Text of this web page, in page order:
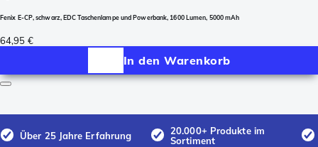
Fenix E-CP, schwarz, EDC Taschenlampe und Powerbank, 1600 Lumen, 5000 mAh
64,95 €
In den Warenkorb
Über 25 Jahre Erfahrung
20.000+ Produkte im
Sortiment